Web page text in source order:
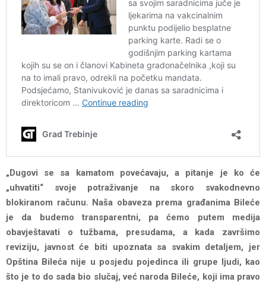
„Dugovi se sa kamatom povećavaju, a pitanje je ko će
„uhvatiti“ svoje potraživanje na skoro svakodnevno
blokiranom računu. Naša obaveza prema građanima Bileće
je da budemo transparentni, pa ćemo putem medija
obavještavati o tužbama, presudama, a kada završimo
reviziju, javnost će biti upoznata sa svakim detaljem, jer
Opština Bileća nije u posjedu pojedinca ili grupe ljudi, kao
što je to do sada bio slučaj, već naroda Bileće, koji ima pravo